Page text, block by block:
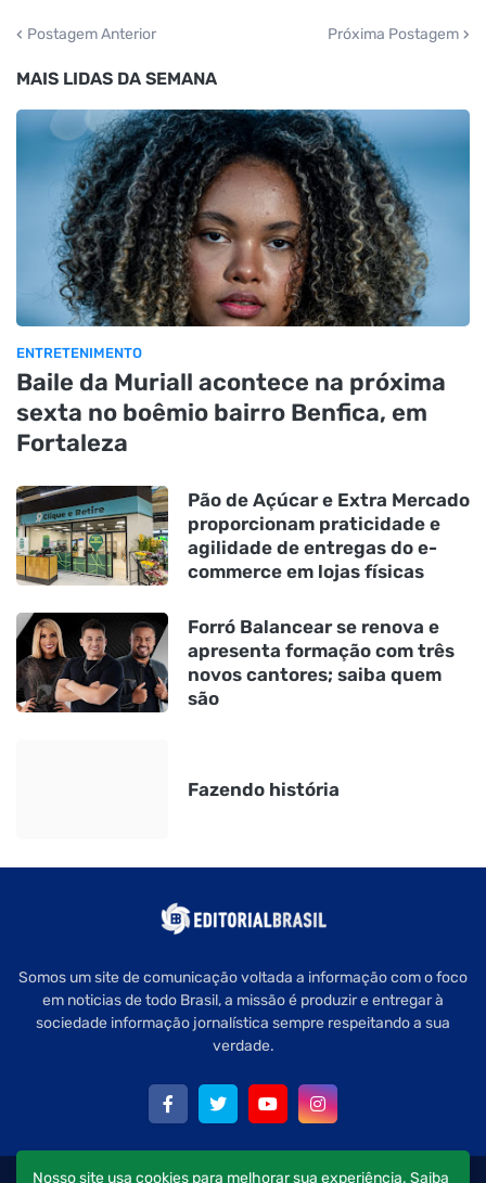
Postagem Anterior Próxima Postagem
MAIS LIDAS DA SEMANA
ENTRETENIMENTO
Baile da Muriall acontece na próxima
sexta no boêmio bairro Benfica, em
Fortaleza
Pão de Açúcar e Extra Mercado
proporcionam praticidade e
agilidade de entregas do e-
commerce em lojas físicas
Forró Balancear se renova e
apresenta formação com três
novos cantores; saiba quem
são
Fazendo história
Somos um site de comunicação voltada a informação com o foco
em noticias de todo Brasil, a missão é produzir e entregar à
sociedade informação jornalística sempre respeitando a sua
verdade.
Nosso site usa cookies para melhorar sua experiência. Saiba